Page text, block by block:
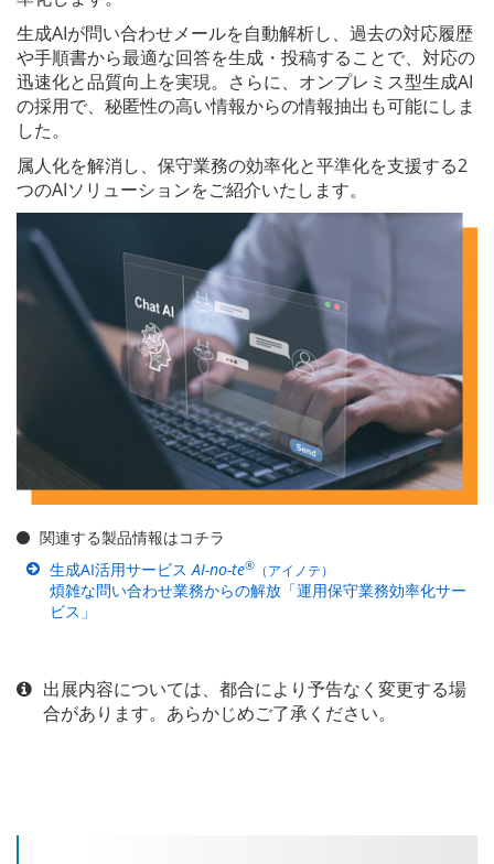
生成AIが問い合わせメールを自動解析し、過去の対応履歴
や手順書から最適な回答を生成・投稿することで、対応の
迅速化と品質向上を実現。さらに、オンプレミス型生成AI
の採用で、秘匿性の高い情報からの情報抽出も可能にしま
した。
属人化を解消し、保守業務の効率化と平準化を支援する2
つのAIソリューションをご紹介いたします。
関連する製品情報はコチラ
生成AI活用サービスAI-no-te® （アイノテ）
煩雑な問い合わせ業務からの解放「運用保守業務効率化サー
ビス」
出展内容については、都合により予告なく変更する場
合があります。あらかじめご了承ください。